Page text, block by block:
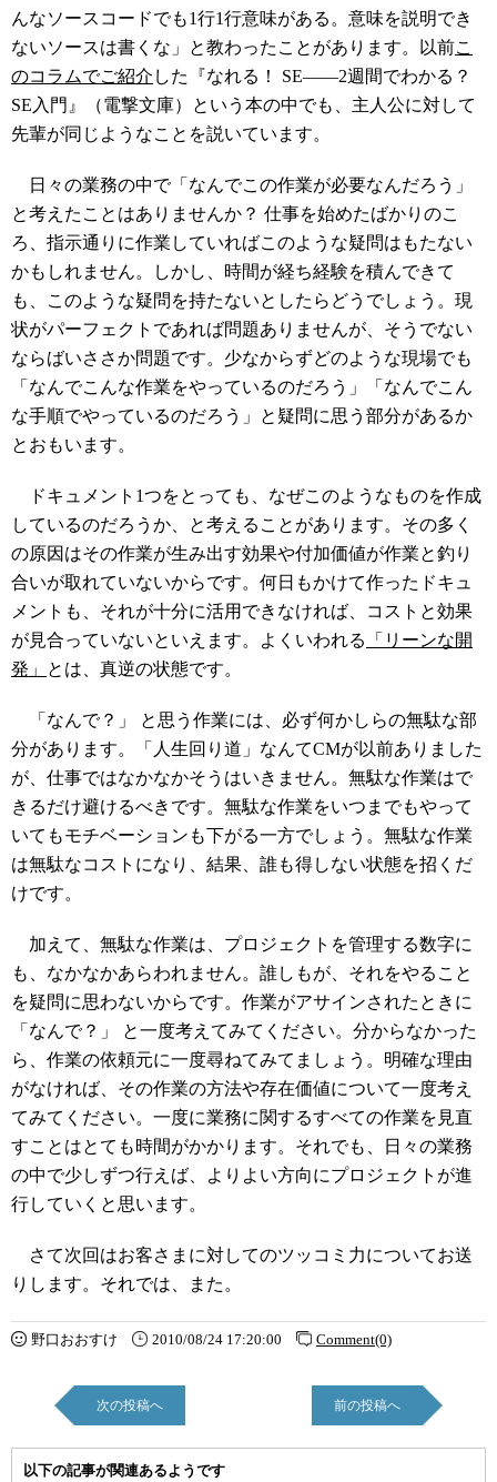
んなソースコードでも1行1行意味がある。意味を説明でき
ないソースは書くな」と教わったことがあります。以前こ
のコラムでご紹介 した『なれる！ SE――2週間でわかる？
SE入門』（電撃文庫）という本の中でも、主人公に対して
先輩が同じようなことを説いています。
日々の業務の中で「なんでこの作業が必要なんだろう」
と考えたことはありませんか？ 仕事を始めたばかりのこ
ろ、指示通りに作業していればこのような疑問はもたない
かもしれません。しかし、時間が経ち経験を積んできて
も、このような疑問を持たないとしたらどうでしょう。現
状がパーフェクトであれば問題ありませんが、そうでない
ならばいささか問題です。少なからずどのような現場でも
「なんでこんな作業をやっているのだろう」「なんでこん
な手順でやっているのだろう」と疑問に思う部分があるか
とおもいます。
ドキュメント1つをとっても、なぜこのようなものを作成
しているのだろうか、と考えることがあります。その多く
の原因はその作業が生み出す効果や付加価値が作業と釣り
合いが取れていないからです。何日もかけて作ったドキュ
メントも、それが十分に活用できなければ、コストと効果
が見合っていないといえます。よくいわれる
「リーンな開
発」
とは、真逆の状態です。
「なんで？」 と思う作業には、必ず何かしらの無駄な部
分があります。「人生回り道」なんてCMが以前ありました
が、仕事ではなかなかそうはいきません。無駄な作業はで
きるだけ避けるべきです。無駄な作業をいつまでもやって
いてもモチベーションも下がる一方でしょう。無駄な作業
は無駄なコストになり、結果、誰も得しない状態を招くだ
けです。
加えて、無駄な作業は、プロジェクトを管理する数字に
も、なかなかあらわれません。誰しもが、それをやること
を疑問に思わないからです。作業がアサインされたときに
「なんで？」 と一度考えてみてください。分からなかった
ら、作業の依頼元に一度尋ねてみてましょう。明確な理由
がなければ、その作業の方法や存在価値について一度考え
てみてください。一度に業務に関するすべての作業を見直
すことはとても時間がかかります。それでも、日々の業務
の中で少しずつ行えば、よりよい方向にプロジェクトが進
行していくと思います。
さて次回はお客さまに対してのツッコミ力についてお送
りします。それでは、また。
野口おおすけ 2010/08/24 17:20:00 Comment(0)
次の投稿へ 前の投稿へ
以下の記事が関連あるようです